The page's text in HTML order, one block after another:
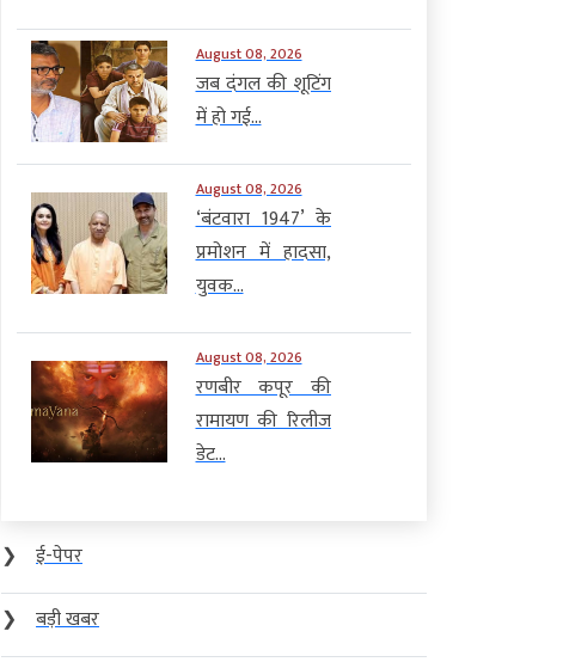
August 08, 2026
जब दंगल की शूटिंग
में हो गई...
August 08, 2026
‘बंटवारा 1947’ के
प्रमोशन में हादसा,
युवक...
August 08, 2026
रणबीर कपूर की
रामायण की रिलीज
डेट...
❯
ई-पेपर
❯
बड़ी खबर